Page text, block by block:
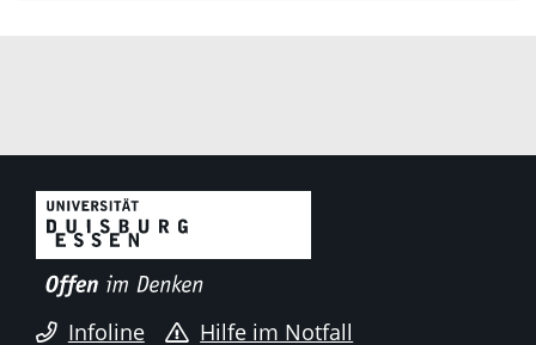
Infoline Hilfe im Notfall